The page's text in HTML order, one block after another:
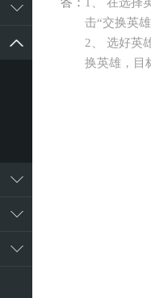
击“交换英
2、 选好英
换英雄，目